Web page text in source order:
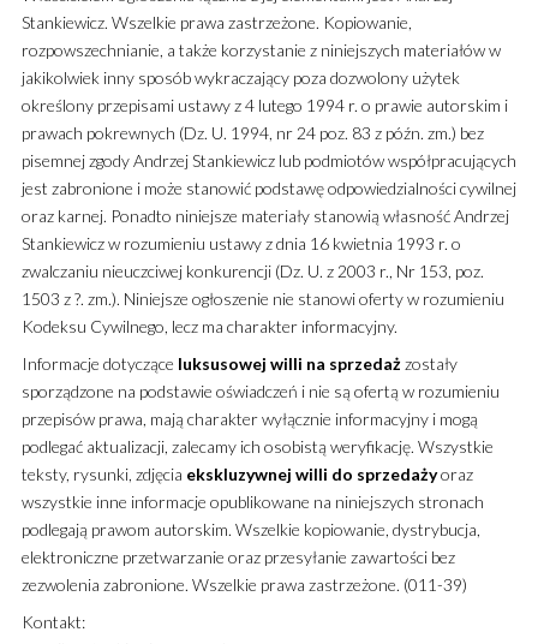
Stankiewicz. Wszelkie prawa zastrzeżone. Kopiowanie,
rozpowszechnianie, a także korzystanie z niniejszych materiałów w
jakikolwiek inny sposób wykraczający poza dozwolony użytek
określony przepisami ustawy z 4 lutego 1994 r. o prawie autorskim i
prawach pokrewnych (Dz. U. 1994, nr 24 poz. 83 z późn. zm.) bez
pisemnej zgody Andrzej Stankiewicz lub podmiotów współpracujących
jest zabronione i może stanowić podstawę odpowiedzialności cywilnej
oraz karnej. Ponadto niniejsze materiały stanowią własność Andrzej
Stankiewicz w rozumieniu ustawy z dnia 16 kwietnia 1993 r. o
zwalczaniu nieuczciwej konkurencji (Dz. U. z 2003 r., Nr 153, poz.
1503 z ?. zm.). Niniejsze ogłoszenie nie stanowi oferty w rozumieniu
Kodeksu Cywilnego, lecz ma charakter informacyjny.
Informacje dotyczące luksusowej willi na sprzedażzostały
sporządzone na podstawie oświadczeń i nie są ofertą w rozumieniu
przepisów prawa, mają charakter wyłącznie informacyjny i mogą
podlegać aktualizacji, zalecamy ich osobistą weryfikację. Wszystkie
teksty, rysunki, zdjęcia ekskluzywnej willi do sprzedażyoraz
wszystkie inne informacje opublikowane na niniejszych stronach
podlegają prawom autorskim. Wszelkie kopiowanie, dystrybucja,
elektroniczne przetwarzanie oraz przesyłanie zawartości bez
zezwolenia zabronione. Wszelkie prawa zastrzeżone. (011-39)
Kontakt: